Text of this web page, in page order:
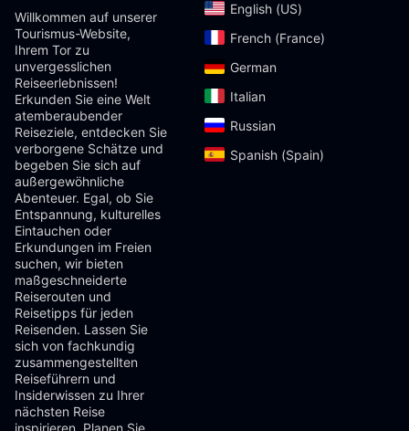
Willkommen auf unserer
Tourismus-Website,
Ihrem Tor zu
unvergesslichen
Reiseerlebnissen!
Erkunden Sie eine Welt
atemberaubender
Reiseziele, entdecken Sie
verborgene Schätze und
begeben Sie sich auf
außergewöhnliche
Abenteuer. Egal, ob Sie
Entspannung, kulturelles
Eintauchen oder
Erkundungen im Freien
suchen, wir bieten
maßgeschneiderte
Reiserouten und
Reisetipps für jeden
Reisenden. Lassen Sie
sich von fachkundig
zusammengestellten
Reiseführern und
Insiderwissen zu Ihrer
nächsten Reise
inspirieren. Planen Sie
English (US)‎
French (France)‎
German‎
Italian‎
Russian‎
Spanish (Spain)‎